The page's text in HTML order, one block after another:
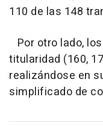
110 de las 148
Por otro lado,
titularidad (160,
realizándose en
simplificado de